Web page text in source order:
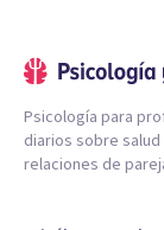
Psicología para
diarios sobre
relaciones de